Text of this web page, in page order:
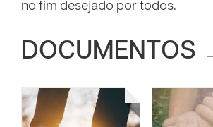
no fim desejado por todos.
DOCUMENTOS